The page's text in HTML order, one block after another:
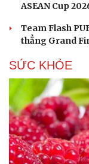
Du lịch
Tư vấn
Săn Tour
check-in
ASEAN Cup
Team Flash
thẳng Grand
SỨC KHỎE